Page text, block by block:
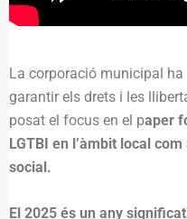
La corporació municipal
garantir els drets i les
posat el focus en el paper
LGTBI en l’àmbit local
social.
El 2025 és un any